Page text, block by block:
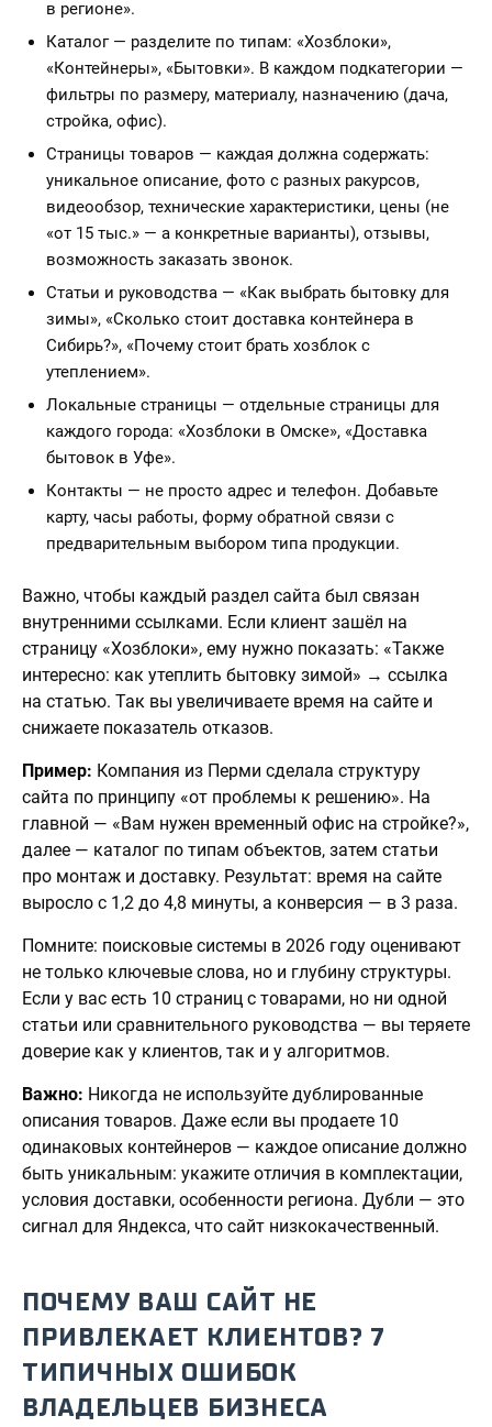
в регионе».
Каталог — разделите по типам: «Хозблоки»,
«Контейнеры», «Бытовки». В каждом подкатегории —
фильтры по размеру, материалу, назначению (дача,
стройка, офис).
Страницы товаров — каждая должна содержать:
уникальное описание, фото с разных ракурсов,
видеообзор, технические характеристики, цены (не
«от 15 тыс.» — а конкретные варианты), отзывы,
возможность заказать звонок.
Статьи и руководства — «Как выбрать бытовку для
зимы», «Сколько стоит доставка контейнера в
Сибирь?», «Почему стоит брать хозблок с
утеплением».
Локальные страницы — отдельные страницы для
каждого города: «Хозблоки в Омске», «Доставка
бытовок в Уфе».
Контакты — не просто адрес и телефон. Добавьте
карту, часы работы, форму обратной связи с
предварительным выбором типа продукции.
Важно, чтобы каждый раздел сайта был связан
внутренними ссылками. Если клиент зашёл на
страницу «Хозблоки», ему нужно показать: «Также
интересно: как утеплить бытовку зимой» → ссылка
на статью. Так вы увеличиваете время на сайте и
снижаете показатель отказов.
Пример: Компания из Перми сделала структуру
сайта по принципу «от проблемы к решению». На
главной — «Вам нужен временный офис на стройке?»,
далее — каталог по типам объектов, затем статьи
про монтаж и доставку. Результат: время на сайте
выросло с 1,2 до 4,8 минуты, а конверсия — в 3 раза.
Помните: поисковые системы в 2026 году оценивают
не только ключевые слова, но и глубину структуры.
Если у вас есть 10 страниц с товарами, но ни одной
статьи или сравнительного руководства — вы теряете
доверие как у клиентов, так и у алгоритмов.
Важно: Никогда не используйте дублированные
описания товаров. Даже если вы продаете 10
одинаковых контейнеров — каждое описание должно
быть уникальным: укажите отличия в комплектации,
условия доставки, особенности региона. Дубли — это
сигнал для Яндекса, что сайт низкокачественный.
ПОЧЕМУ ВАШ САЙТ НЕ
ПРИВЛЕКАЕТ КЛИЕНТОВ? 7
ТИПИЧНЫХ ОШИБОК
ВЛАДЕЛЬЦЕВ БИЗНЕСА